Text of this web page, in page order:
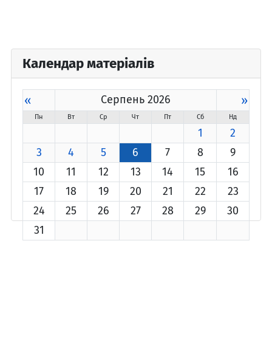
Календар матеріалів
« Серпень 2026 »
Пн Вт Ср Чт Пт Сб Нд
1
2
3
4 5 6 7 8
9
10
11 12 13 14 15
16
17
18 19 20 21 22
23
24
25 26 27 28 29
30
31